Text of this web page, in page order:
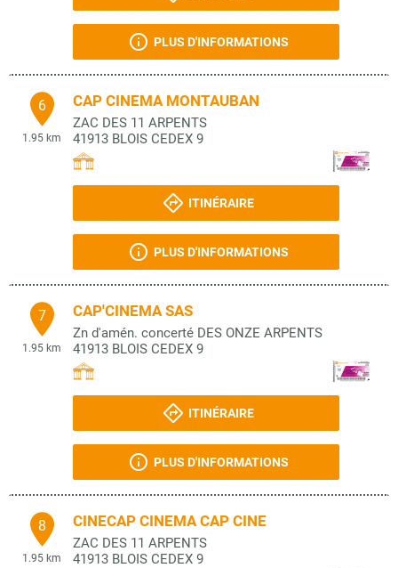
PLUS D'INFORMATIONS
6
1.95 km
CAP CINEMA MONTAUBAN
ZAC DES 11 ARPENTS
41913 BLOIS CEDEX 9
ITINÉRAIRE
PLUS D'INFORMATIONS
7
1.95 km
CAP'CINEMA SAS
Zn d'amén. concerté DES ONZE ARPENTS
41913 BLOIS CEDEX 9
ITINÉRAIRE
PLUS D'INFORMATIONS
8
1.95 km
CINECAP CINEMA CAP CINE
ZAC DES 11 ARPENTS
41913 BLOIS CEDEX 9